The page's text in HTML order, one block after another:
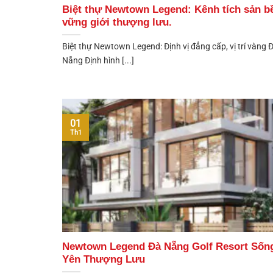
Biệt thự Newtown Legend: Kênh tích sản
vững giới thượng lưu.
Biệt thự Newtown Legend: Định vị đẳng cấp, vị trí vàng
Nẵng Định hình [...]
Newtown Legend Đà Nẵng Golf Resort
Yên Thượng Lưu
01
Th1